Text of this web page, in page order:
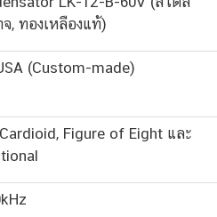
จ, ทองเหลืองแท้)
(Custom-made)
Figure of Eight และ